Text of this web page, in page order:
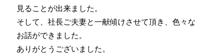
見ることが出来ました。
そして、社長ご夫妻と一献傾けさせて頂き、色々な
お話ができました。
ありがとうございました。